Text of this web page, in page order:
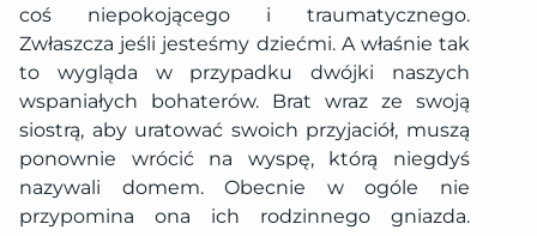
coś niepokojącego i traumatycznego.
Zwłaszcza jeśli jesteśmy dziećmi. A właśnie tak
to wygląda w przypadku dwójki naszych
wspaniałych bohaterów. Brat wraz ze swoją
siostrą, aby uratować swoich przyjaciół, muszą
ponownie wrócić na wyspę, którą niegdyś
nazywali domem. Obecnie w ogóle nie
przypomina ona ich rodzinnego gniazda.